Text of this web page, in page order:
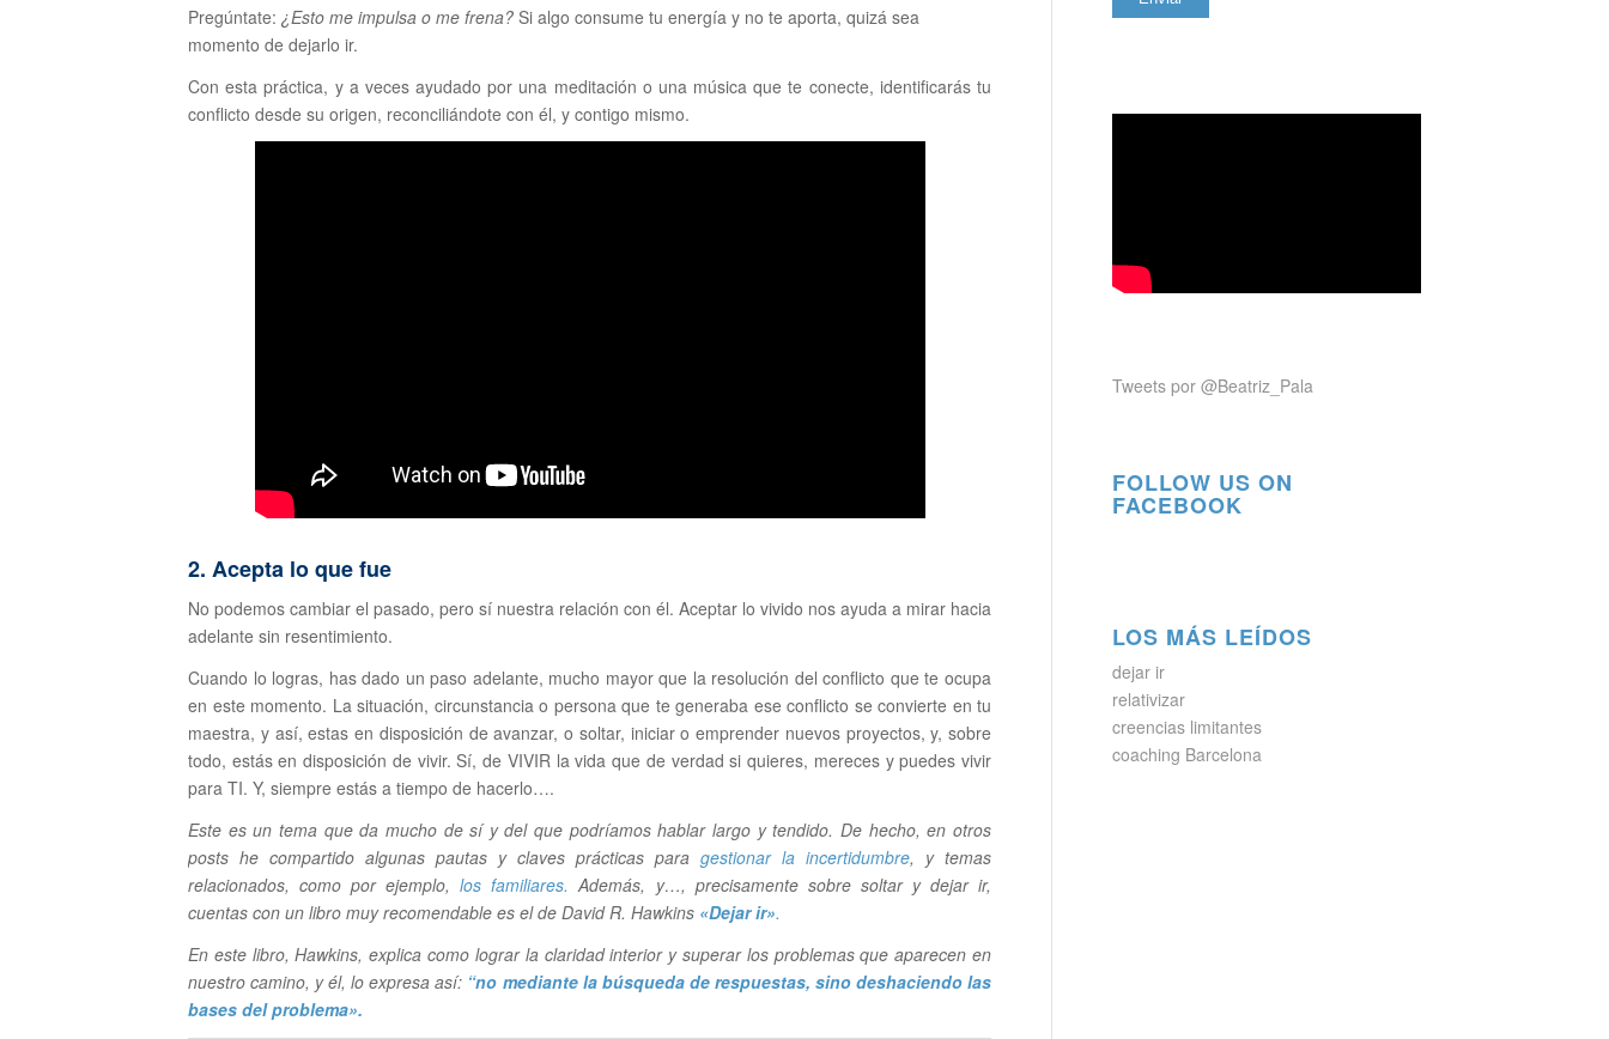
Pregúntate: ¿Esto me impulsa o me frena? Si algo consume tu energía y no te aporta, quizá sea
momento de dejarlo ir.
Con esta práctica, y a veces ayudado por una meditación o una música que te conecte, identificarás tu
conflicto desde su origen, reconciliándote con él, y contigo mismo.
2. Acepta lo que fue
No podemos cambiar el pasado, pero sí nuestra relación con él. Aceptar lo vivido nos ayuda a mirar hacia
adelante sin resentimiento.
Cuando lo logras, has dado un paso adelante, mucho mayor que la resolución del conflicto que te ocupa
en este momento. La situación, circunstancia o persona que te generaba ese conflicto se convierte en tu
maestra, y así, estas en disposición de avanzar, o soltar, iniciar o emprender nuevos proyectos, y, sobre
todo, estás en disposición de vivir. Sí, de VIVIR la vida que de verdad si quieres, mereces y puedes vivir
para TI. Y, siempre estás a tiempo de hacerlo….
Este es un tema que da mucho de sí y del que podríamos hablar largo y tendido. De hecho, en otros
posts he compartido algunas pautas y claves prácticas para gestionar la incertidumbre, y temas
relacionados, como por ejemplo,los familiares. Además, y…, precisamente sobre soltar y dejar ir,
cuentas con un libro muy recomendable es el de David R. Hawkins «Dejar ir».
En este libro, Hawkins, explica como lograr la claridad interior y superar los problemas que aparecen en
nuestro camino, y él, lo expresa así: “no mediante la búsqueda de respuestas, sino deshaciendo las
bases del problema».
Tweets por @Beatriz_Pala
FOLLOW US ON
FACEBOOK
LOS MÁS LEÍDOS
dejar ir
relativizar
creencias limitantes
coaching Barcelona